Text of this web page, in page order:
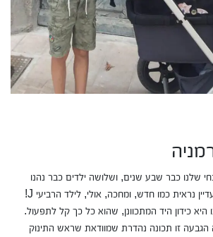
שלנו כבר שבע שנים, ושלושה ילדים כבר נהנו
מהעריסה הנוחה שלו, שעדיין נראית כמו חדש, ומחכה, אולי, לילד הרביעי J!
היא כידון היד המתכוונן, שהוא כל כך קל לתפעול.
הגבעה זו תכונה נהדרת שמוודאת שראש התינוק